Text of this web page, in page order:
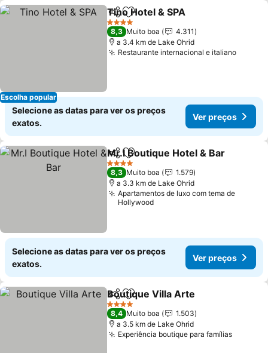
Escolha popular
PartilharAdicionar aos favoritos
Tino Hotel & SPA
4 Estrelas
8,3 Muito boa
4.311
a 3.4 km de Lake Ohrid
Restaurante internacional e italianoVer
Selecione as datas para ver os preços
exatos.
Ver preços
PartilharAdicionar aos favoritos
Mr.I Boutique Hotel & Bar
4 Estrelas
8,3 Muito boa
1.579
a 3.3 km de Lake Ohrid
Apartamentos de luxo com tema de
Hollywood
Selecione as datas para ver os preços
exatos.
Ver preços
PartilharAdicionar aos favoritos
Boutique Villa Arte
4 Estrelas
8,4 Muito boa
1.503
a 3.5 km de Lake Ohrid
Experiência boutique para famíliasVer